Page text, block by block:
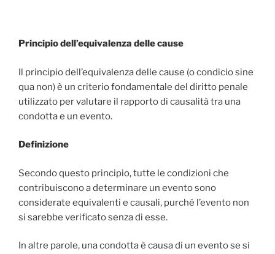
o
k
e
e
n
p
i
v
d
i
Principio dell’equivalenza delle cause
Il principio dell’equivalenza delle cause (o condicio sine
qua non) è un criterio fondamentale del diritto penale
utilizzato per valutare il rapporto di causalità tra una
condotta e un evento.
Definizione
Secondo questo principio, tutte le condizioni che
contribuiscono a determinare un evento sono
considerate equivalenti e causali, purché l’evento non
si sarebbe verificato senza di esse.
In altre parole, una condotta è causa di un evento se si